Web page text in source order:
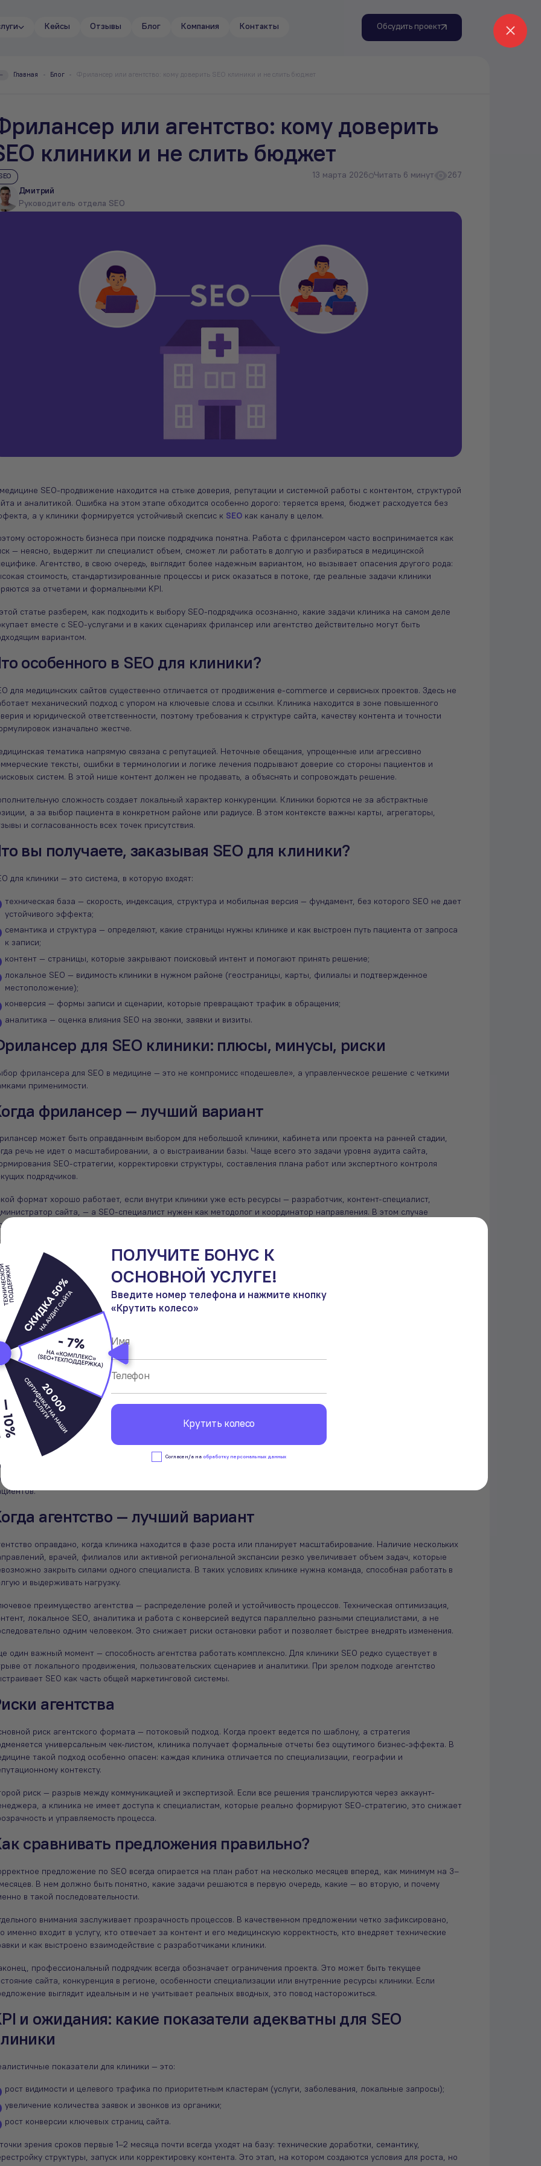
как контент-
помогает сэкономить
бюджет
Максим
по производству Belberry
решения практических задач
клиники?
Разработка сайтов 3 минут
Максим
директор по производству Belberry
Главная Блог Фрилансер или агентство: кому доверить SEO клиники и не слить бюджет
или агентство: кому доверить
клиники и не слить бюджет
13 марта 2026 Читать 6 минут
267
Дмитрий
Руководитель отдела SEO
SEO-продвижение находится на стыке доверия, репутации и системной работы с контентом, структурой
и аналитикой. Ошибка на этом этапе обходится особенно дорого: теряется время, бюджет расходуется без
а у клиники формируется устойчивый скепсис к SEOкак каналу в целом.
осторожность бизнеса при поиске подрядчика понятна. Работа с фрилансером часто воспринимается как
— неясно, выдержит ли специалист объем, сможет ли работать в долгую и разбираться в медицинской
Агентство, в свою очередь, выглядит более надежным вариантом, но вызывает опасения другого рода:
стоимость, стандартизированные процессы и риск оказаться в потоке, где реальные задачи клиники
за отчетами и формальными KPI.
статье разберем, как подходить к выбору SEO-подрядчика осознанно, какие задачи клиника на самом деле
вместе с SEO-услугами и в каких сценариях фрилансер или агентство действительно могут быть
вариантом.
особенного в SEO для клиники?
для медицинских сайтов существенно отличается от продвижения e-commerce и сервисных проектов. Здесь не
механический подход с упором на ключевые слова и ссылки. Клиника находится в зоне повышенного
и юридической ответственности, поэтому требования к структуре сайта, качеству контента и точности
изначально жестче.
тематика напрямую связана с репутацией. Неточные обещания, упрощенные или агрессивно
тексты, ошибки в терминологии и логике лечения подрывают доверие со стороны пациентов и
систем. В этой нише контент должен не продавать, а объяснять и сопровождать решение.
сложность создает локальный характер конкуренции. Клиники борются не за абстрактные
а за выбор пациента в конкретном районе или радиусе. В этом контексте важны карты, агрегаторы,
и согласованность всех точек присутствия.
вы получаете, заказывая SEO для клиники?
для клиники — это система, в которую входят:
техническая база — скорость, индексация, структура и мобильная версия — фундамент, без которого SEO не дает
устойчивого эффекта;
семантика и структура — определяют, какие страницы нужны клинике и как выстроен путь пациента от запроса
к записи;
контент — страницы, которые закрывают поисковый интент и помогают принять решение;
локальное SEO — видимость клиники в нужном районе (геостраницы, карты, филиалы и подтвержденное
местоположение);
конверсия — формы записи и сценарии, которые превращают трафик в обращения;
аналитика — оценка влияния SEO на звонки, заявки и визиты.
для SEO клиники: плюсы, минусы, риски
фрилансера для SEO в медицине — это не компромисс «подешевле», а управленческое решение с четкими
применимости.
фрилансер — лучший вариант
может быть оправданным выбором для небольшой клиники, кабинета или проекта на ранней стадии,
речь не идет о масштабировании, а о выстраивании базы. Чаще всего это задачи уровня аудита сайта,
SEO-стратегии, корректировки структуры, составления плана работ или экспертного контроля
подрядчиков.
формат хорошо работает, если внутри клиники уже есть ресурсы — разработчик, контент-специалист,
сайта, — а SEO-специалист нужен как методолог и координатор направления. В этом случае
действительно дает ценность: прямую коммуникацию, гибкость, более низкий порог входа и, при
выборе, глубокое погружение в конкретный проект без лишних уровней согласований.
риски фрилансера в медицине
ограничение фрилансера — масштаб и ресурсы. SEO для клиники почти никогда не ограничивается одной
ответственности. Техническая оптимизация, контент, локальное SEO, аналитика, работа с картами и
сайта требуют разных компетенций и времени. Один специалист физически не может одинаково
закрывать все эти блоки на постоянной основе.
зона риска — высокая зависимость от одного человека. Болезнь, перегрузка, смена приоритетов или
исчезновение исполнителя приводят к остановке работ. Для медицинского сайта, где продвижение
месяцами, такие паузы особенно болезненны.
момент — отсутствие формализованных процессов. У фрилансеров часто нет четких SLA, регламентов,
системы отчетности и привязки к бизнес-показателям.
агентство для клиники: плюсы, минусы, риски
работы с SEO-агентством становится актуальным в тот момент, когда клиника перестает рассматривать
продвижение как эксперимент и начинает воспринимать его как управляемый канал привлечения
агентство — лучший вариант
оправдано, когда клиника находится в фазе роста или планирует масштабирование. Наличие нескольких
врачей, филиалов или активной региональной экспансии резко увеличивает объем задач, которые
закрыть силами одного специалиста. В таких условиях клинике нужна команда, способная работать в
и выдерживать нагрузку.
преимущество агентства — распределение ролей и устойчивость процессов. Техническая оптимизация,
локальное SEO, аналитика и работа с конверсией ведутся параллельно разными специалистами, а не
одним человеком. Это снижает риски остановки работ и позволяет быстрее внедрять изменения.
один важный момент — способность агентства работать комплексно. Для клиники SEO редко существует в
от локального продвижения, пользовательских сценариев и аналитики. При зрелом подходе агентство
SEO как часть общей маркетинговой системы.
агентства
риск агентского формата — потоковый подход. Когда проект ведется по шаблону, а стратегия
универсальным чек-листом, клиника получает формальные отчеты без ощутимого бизнес-эффекта. В
такой подход особенно опасен: каждая клиника отличается по специализации, географии и
контексту.
риск — разрыв между коммуникацией и экспертизой. Если все решения транслируются через аккаунт-
а клиника не имеет доступа к специалистам, которые реально формируют SEO-стратегию, это снижает
и управляемость процесса.
сравнивать предложения правильно?
предложение по SEO всегда опирается на план работ на несколько месяцев вперед, как минимум на 3–
В нем должно быть понятно, какие задачи решаются в первую очередь, какие — во вторую, и почему
в такой последовательности.
внимания заслуживает прозрачность процессов. В качественном предложении четко зафиксировано,
именно входит в услугу, кто отвечает за контент и его медицинскую корректность, кто внедряет технические
и как выстроено взаимодействие с разработчиками клиники.
профессиональный подрядчик всегда обозначает ограничения проекта. Это может быть текущее
сайта, конкуренция в регионе, особенности специализации или внутренние ресурсы клиники. Если
выглядит идеальным и не учитывает реальных вводных, это повод насторожиться.
и ожидания: какие показатели адекватны для SEO
показатели для клиники — это:
рост видимости и целевого трафика по приоритетным кластерам (услуги, заболевания, локальные запросы);
увеличение количества заявок и звонков из органики;
рост конверсии ключевых страниц сайта.
зрения сроков первые 1–2 месяца почти всегда уходят на базу: технические доработки, семантику,
структуры, запуск или корректировку контента. Это этап, на котором создаются условия для роста, но
ПОЛУЧИТЕ БОНУС К
ОСНОВНОЙ УСЛУГЕ!
Введите номер телефона и нажмите кнопку
«Крутить колесо»
Крутить колесо
Cогласен/а на обработку персональных данных